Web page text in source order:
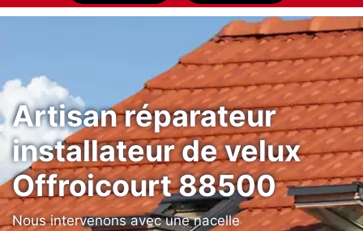
Artisan réparateur
installateur de velux
Offroicourt 88500
Nous intervenons avec une nacelle